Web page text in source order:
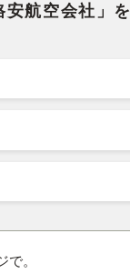
安航空会社」
で。